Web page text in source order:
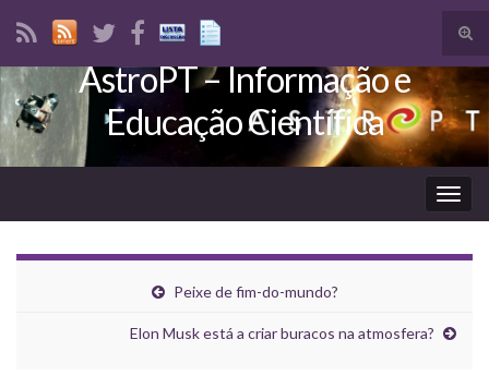
Search for:
AstroPT – Informação e
Educação Científica
Peixe de fim-do-mundo?
Elon Musk está a criar buracos na atmosfera?